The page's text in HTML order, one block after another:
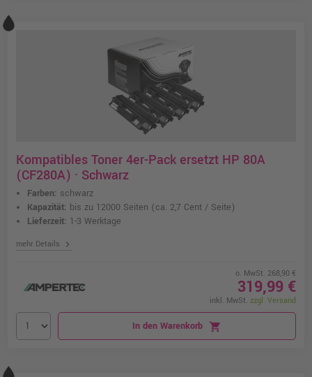
Kompatibles Toner 4er-Pack ersetzt HP 80A
(CF280A) · Schwarz
Farben: schwarz
Kapazität: bis zu 12000 Seiten (ca. 2,7 Cent / Seite)
Lieferzeit: 1-3 Werktage
mehr Details chevron_right
o. MwSt. 268,90 €
319,99 €
inkl. MwSt. zzgl. Versand
In den Warenkorb shopping_cart